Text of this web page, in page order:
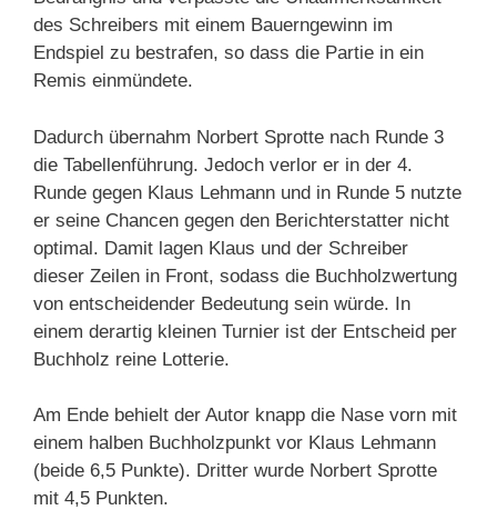
des Schreibers mit einem Bauerngewinn im
Endspiel zu bestrafen, so dass die Partie in ein
Remis einmündete.
Dadurch übernahm Norbert Sprotte nach Runde 3
die Tabellenführung. Jedoch verlor er in der 4.
Runde gegen Klaus Lehmann und in Runde 5 nutzte
er seine Chancen gegen den Berichterstatter nicht
optimal. Damit lagen Klaus und der Schreiber
dieser Zeilen in Front, sodass die Buchholzwertung
von entscheidender Bedeutung sein würde. In
einem derartig kleinen Turnier ist der Entscheid per
Buchholz reine Lotterie.
Am Ende behielt der Autor knapp die Nase vorn mit
einem halben Buchholzpunkt vor Klaus Lehmann
(beide 6,5 Punkte). Dritter wurde Norbert Sprotte
mit 4,5 Punkten.